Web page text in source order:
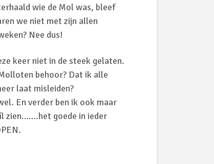
wie de Mol was, bleef
we niet met zijn allen
Nee dus!
keer niet in de steek gelaten.
behoor? Dat ik alle
laat misleiden?
En verder ben ik ook maar
zien…….het goede in ieder